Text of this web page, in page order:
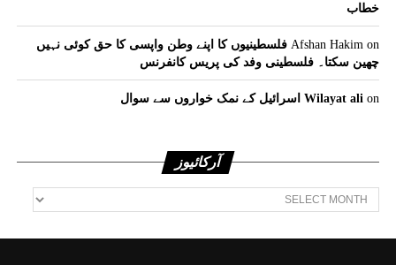
خطاب
Afshan Hakim on
فلسطینیوں کا اپنے وطن واپسی کا حق کوئی نہیں
چھین سکتا۔ فلسطینی وفد کی پریس کانفرنس
Wilayat ali on اسرائیل کے نمک خواروں سے سوال
آرکائیوز
آرکائیوز